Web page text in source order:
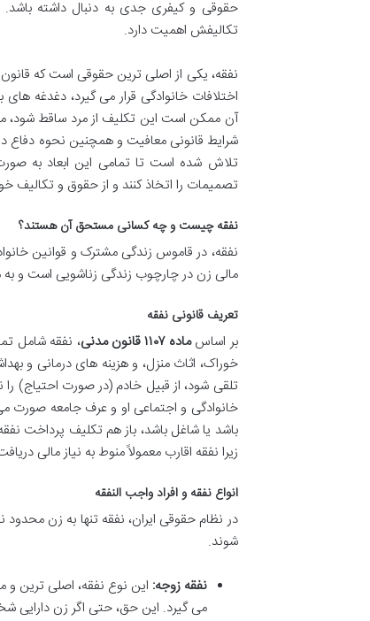
حقوقی و کیفری جدی به دنبال داشته
تکالیفش اهمیت دارد.
نفقه، یکی از اصلی ترین حقوقی است که
اختلافات خانوادگی قرار می گیرد، دغدغه
آن ممکن است این تکلیف از مرد ساقط شود،
شرایط قانونی معافیت و همچنین نحوه دفاع
تلاش شده است تا تمامی این ابعاد به صورت
تصمیمات را اتخاذ کنند و از حقوق و تکالیف
نفقه چیست و چه کسانی مستحق آن هستند؟
نفقه، در قاموس زندگی مشترک و قوانین
مالی زن در چارچوب زندگی زناشویی است و
تعریف قانونی نفقه
بر اساسماده ۱۱۰۷ قانون مدنی
، نفقه شامل
خوراک، اثاث منزل، و هزینه های درمانی و
تلقی شود، از قبیل خادم (در صورت احتیاج)
خانوادگی و اجتماعی او و عرف جامعه صورت می
باشد یا شاغل باشد، باز هم تکلیف پرداخت
زیرا نفقه اقارب معمولاً منوط به نیاز مالی
انواع نفقه و افراد واجب النفقه
در نظام حقوقی ایران، نفقه تنها به زن
شوند.
نفقه زوجه: این نوع نفقه، اصلی ترین
می گیرد. این حق، حتی اگر زن دارایی